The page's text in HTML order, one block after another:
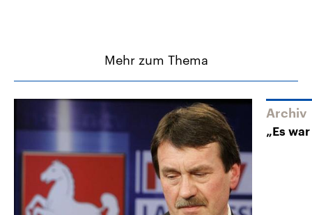
Mehr zum Thema
Archiv
„Es